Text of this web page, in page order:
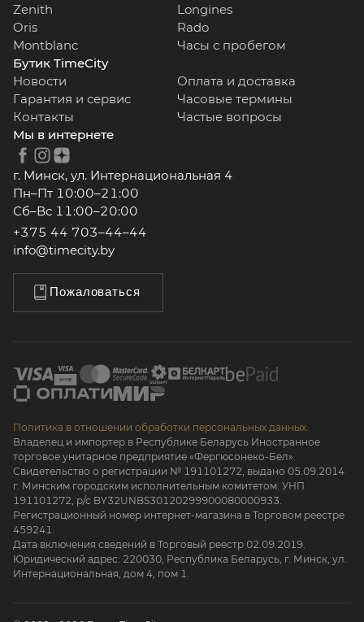
Zenith
Longines
Oris
Rado
Montblanc
Часы с пробегом
Бутик TimeCity
Новости
Оплата и доставка
Гарантия и сервис
Часовые термины
Контакты
Частые вопросы
Мы в интернете
г. Минск, ул. Интернациональная 4
Пн–Пт 10:00–21:00
Сб–Вс 11:00–20:00
+375 44 703–44–44
info@timecity.by
Пожаловаться
Политика в отношении обработки персональных данных.
Владелец и импортер в Республике Беларусь Иностранное
торговое унитарное предприятие «Фергюсонеко-Бел».
Свидетельство о регистрации № 191101272, выдано 05.09.2014
г. Минским городским исполнительным комитетом. УНП
191101272, р/с BY32UNBS30120299900080000933.
Регистрационный номер интернет-магазина в Торговом реестре
459241.
Дата включения сведений в Торговый реестр 02.09.2019.
Юридический адрес: 220030, Республика Беларусь, г. Минск, ул.
Интернациональная, дом 4, пом 1.